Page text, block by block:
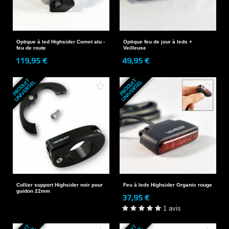
Optique à led Highsider Comet alu -
feu de route
119,95 €
Optique feu de jour à leds +
Veilleuse
49,95 €
P
R
O
D
U
I
T
U
N
I
V
E
R
S
E
L
Collier support Highsider noir pour
guidon 22mm
P
R
O
D
U
I
T
U
N
I
V
E
R
S
E
L
Feu à leds Highsider Organic rouge
37,95 €
1 avis